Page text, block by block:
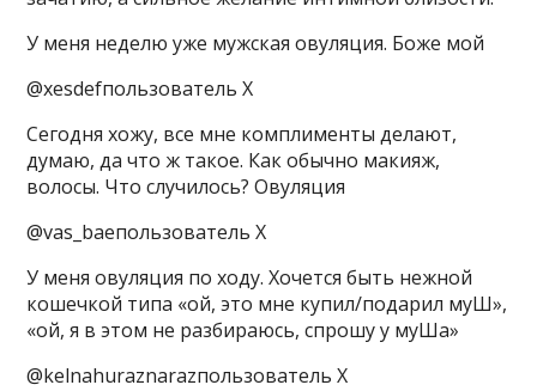
У меня неделю уже мужская овуляция. Боже мой
@xesdefпользователь X
Сегодня хожу, все мне комплименты делают,
думаю, да что ж такое. Как обычно макияж,
волосы. Что случилось? Овуляция
@vas_baeпользователь X
У меня овуляция по ходу. Хочется быть нежной
кошечкой типа «ой, это мне купил/подарил муШ»,
«ой, я в этом не разбираюсь, спрошу у муШа»
@kelnahuraznarazпользователь X